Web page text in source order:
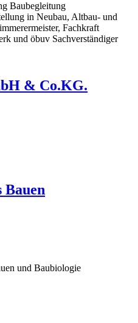
Baubegleitung
in Neubau, Altbau- und
Fachkraft
und öbuv Sachverständiger
& Co.KG.
Bauen
und Baubiologie